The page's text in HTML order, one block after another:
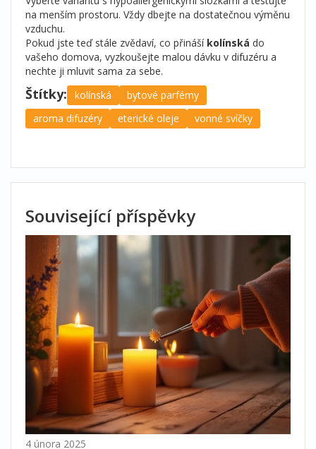
na menším prostoru. Vždy dbejte na dostatečnou výměnu
vzduchu.
Pokud jste teď stále zvědaví, co přináší kolínská do
vašeho domova, vyzkoušejte malou dávku v difuzéru a
nechte ji mluvit sama za sebe.
Štítky: kolínská
bytové parfémy
aroma difuzéry
eterické oleje vonné svíčky
Související příspěvky
4 února 2025